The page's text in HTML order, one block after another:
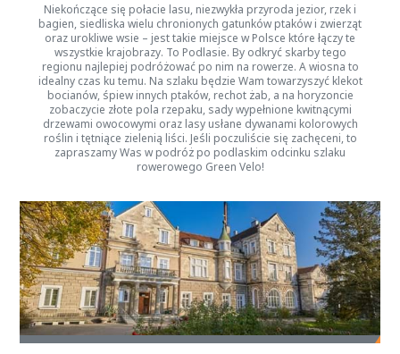
Niekończące się połacie lasu, niezwykła przyroda jezior, rzek i
bagien, siedliska wielu chronionych gatunków ptaków i zwierząt
oraz urokliwe wsie – jest takie miejsce w Polsce które łączy te
wszystkie krajobrazy. To Podlasie. By odkryć skarby tego
regionu najlepiej podróżować po nim na rowerze. A wiosna to
idealny czas ku temu. Na szlaku będzie Wam towarzyszyć klekot
bocianów, śpiew innych ptaków, rechot żab, a na horyzoncie
zobaczycie złote pola rzepaku, sady wypełnione kwitnącymi
drzewami owocowymi oraz lasy usłane dywanami kolorowych
roślin i tętniące zielenią liści. Jeśli poczuliście się zachęceni, to
zapraszamy Was w podróż po podlaskim odcinku szlaku
rowerowego Green Velo!